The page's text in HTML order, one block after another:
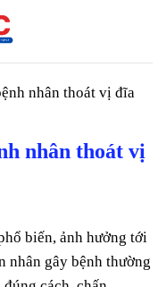
nhân thoát vị đĩa
nhân thoát vị
biến, ảnh hưởng tới
nhân gây bệnh thường